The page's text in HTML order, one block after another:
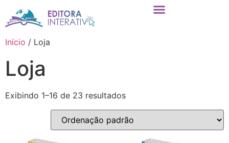
Início / Loja
Loja
Exibindo 1–16 de 23 resultados